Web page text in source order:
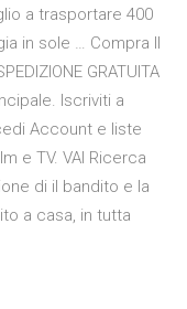
a trasportare 400
in sole … Compra Il
GRATUITA
Iscriviti a
Account e liste
e TV. VAI Ricerca
di il bandito e la
a casa, in tutta